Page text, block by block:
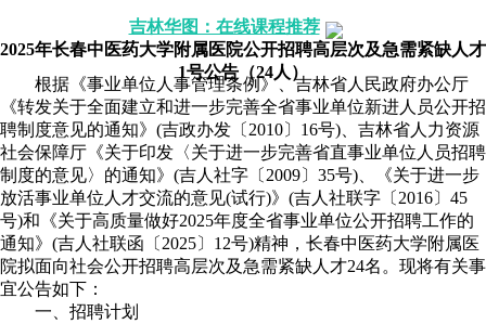
吉林华图：在线课程推荐
2025年长春中医药大学附属医院公开招聘高层次及急需紧缺人才
1号公告（24人）
根据《事业单位人事管理条例》、吉林省人民政府办公厅
《转发关于全面建立和进一步完善全省事业单位新进人员公开招
聘制度意见的通知》(吉政办发〔2010〕16号)、吉林省人力资源
社会保障厅《关于印发〈关于进一步完善省直事业单位人员招聘
制度的意见〉的通知》(吉人社字〔2009〕35号)、《关于进一步
放活事业单位人才交流的意见(试行)》(吉人社联字〔2016〕45
号)和《关于高质量做好2025年度全省事业单位公开招聘工作的
通知》(吉人社联函〔2025〕12号)精神，长春中医药大学附属医
院拟面向社会公开招聘高层次及急需紧缺人才24名。现将有关事
宜公告如下：
一、招聘计划